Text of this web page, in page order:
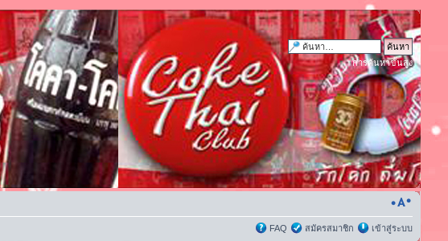
การค้นหาขั้นสูง
FAQ สมัครสมาชิก เข้าสู่ระบบ